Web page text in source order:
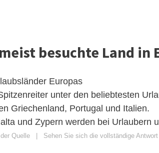
besuchte Land in
Europas
unter den beliebtesten
Griechenland, Portugal und Italien.
und Zypern werden bei Urlaubern
Quelle Sehen Sie sich die vollständige